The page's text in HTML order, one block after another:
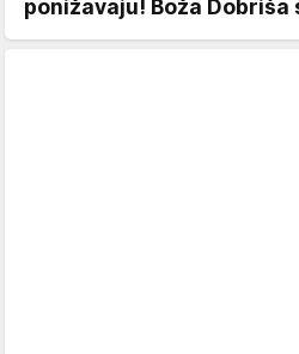
ponižavaju! Boža Dobriša